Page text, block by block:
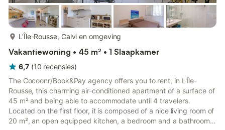
L'Île-Rousse, Calvi en omgeving
Vakantiewoning • 45 m² • 1 Slaapkamer
6,7 (10 recensies)
The Cocoonr/Book&Pay agency offers you to rent, in L'Île-
Rousse, this charming air-conditioned apartment of a surface of
45 m² and being able to accommodate until 4 travelers.
Located on the first floor, it is composed of a nice living room of
20 m², an open equipped kitchen, a bedroom and a bathroom